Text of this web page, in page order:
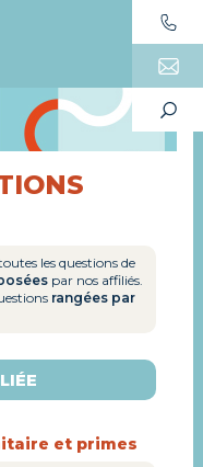
les questions de
par nos affiliés.
rangées par
et primes